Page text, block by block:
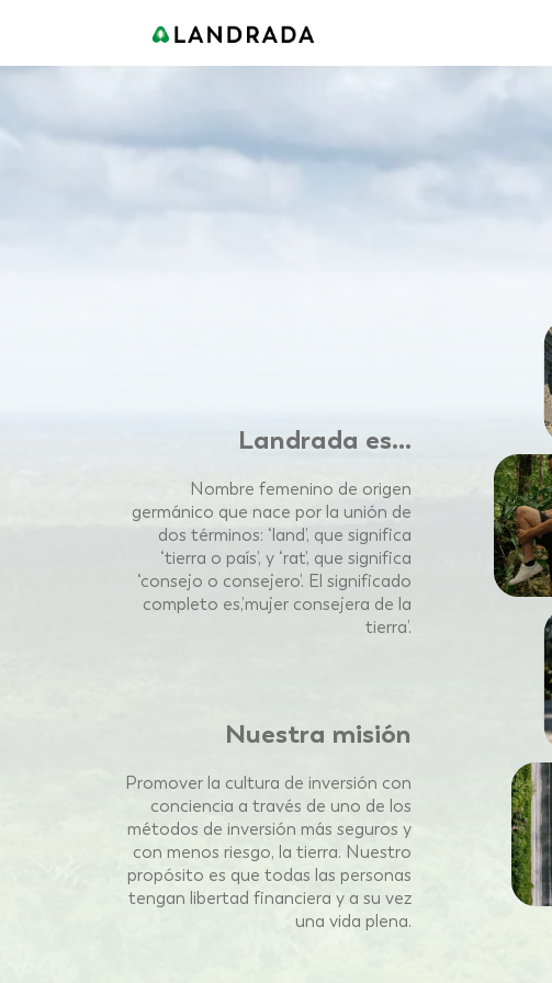
Landrada es...
Nombre femenino de origen
germánico que nace por la unión de
dos términos: ‘land’, que significa
‘tierra o país’, y ‘rat’, que significa
‘consejo o consejero’. El significado
completo es,’mujer consejera de la
tierra’.
Nuestra misión
Promover la cultura de inversión con
conciencia a través de uno de los
métodos de inversión más seguros y
con menos riesgo, la tierra. Nuestro
propósito es que todas las personas
tengan libertad financiera y a su vez
una vida plena.